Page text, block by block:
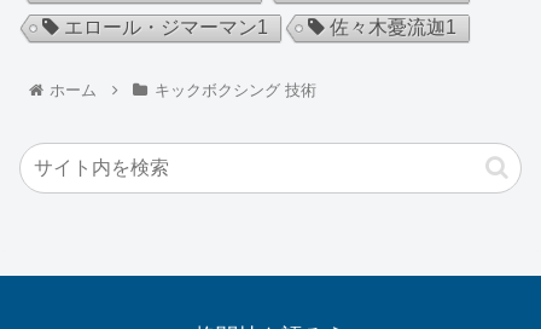
エロール・ジマーマン1 佐々木憂流迦1
ホーム キックボクシング 技術